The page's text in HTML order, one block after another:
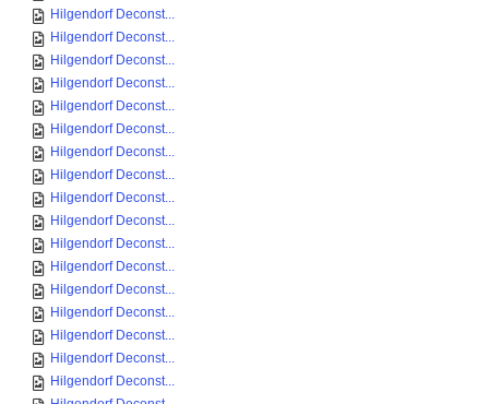
Hilgendorf Deconst...
Hilgendorf Deconst...
Hilgendorf Deconst...
Hilgendorf Deconst...
Hilgendorf Deconst...
Hilgendorf Deconst...
Hilgendorf Deconst...
Hilgendorf Deconst...
Hilgendorf Deconst...
Hilgendorf Deconst...
Hilgendorf Deconst...
Hilgendorf Deconst...
Hilgendorf Deconst...
Hilgendorf Deconst...
Hilgendorf Deconst...
Hilgendorf Deconst...
Hilgendorf Deconst...